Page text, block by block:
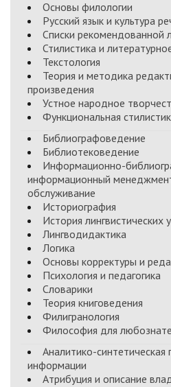
Основы филологии
Русский язык и культура
Списки рекомендованной
Стилистика и
Текстология
Теория и методика
произведения
Устное народное
Функциональная
Библиографоведение
Библиотековедение
Информационно-
информационный
обслуживание
Историография
История лингвистических
Лингводидактика
Логика
Основы корректуры и
Психология и педагогика
Словарики
Теория книговедения
Филигранология
Философия для
Аналитико-синтетическая
информации
Атрибуция и описание